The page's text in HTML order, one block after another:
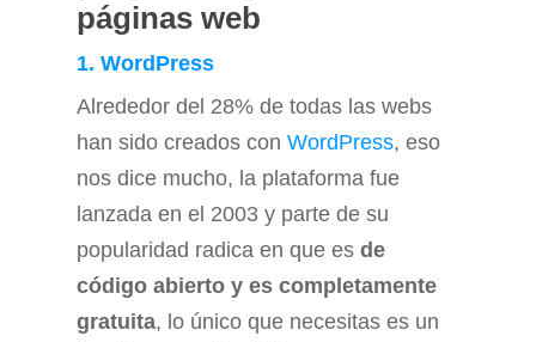
páginas web
1. WordPress
Alrededor del 28% de todas las webs
han sido creados con WordPress, eso
nos dice mucho, la plataforma fue
lanzada en el 2003 y parte de su
popularidad radica en que es de
código abierto y es completamente
gratuita, lo único que necesitas es un